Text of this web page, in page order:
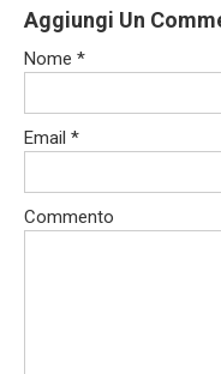
Aggiungi Un
Nome *
Email *
Commento